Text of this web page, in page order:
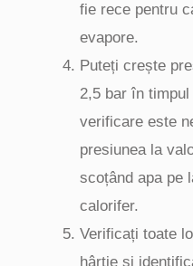
fie rece pentru
evapore.
Puteți crește
2,5 bar în
verificare este
presiunea la
scoțând apa pe
calorifer.
Verificați toate
hârtie și